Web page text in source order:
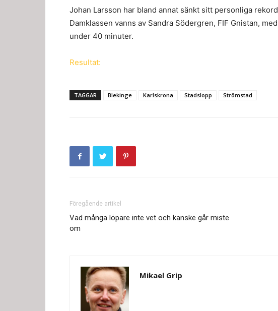
Johan Larsson har bland annat sänkt sitt personliga
Damklassen vanns av Sandra Södergren, FIF Gnistan,
under 40 minuter.
Resultat:
TAGGAR Blekinge Karlskrona Stadslopp Strömstad
Föregående artikel
Vad många löpare inte vet och kanske går miste
om
Mikael Grip